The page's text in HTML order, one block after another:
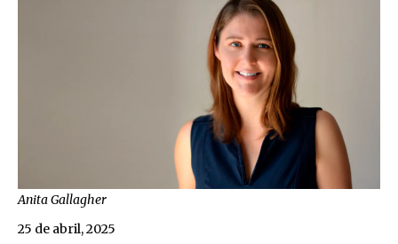
Anita Gallagher
25 de abril, 2025